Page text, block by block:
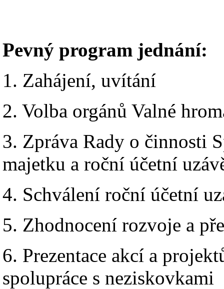
Pevný program jednání:
1. Zahájení, uvítání
2. Volba orgánů Valné
3. Zpráva Rady o činnosti
majetku a roční účetní
4. Schválení roční účetní
5. Zhodnocení rozvoje a
6. Prezentace akcí a
spolupráce s neziskovkami